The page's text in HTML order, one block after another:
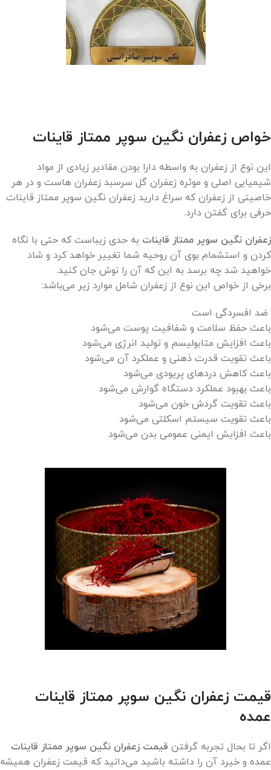
خواص زعفران نگین سوپر ممتاز قاینات
این نوع از زعفران به واسطه دارا بودن مقادیر زیادی از مواد
شیمیایی اصلی و موثره زعفران گل سرسبد زعفران‌ هاست و در هر
خاصیتی از زعفران که سراغ دارید زعفران نگین سوپر ممتاز قاینات
حرفی برای گفتن دارد.
زعفران نگین سوپر ممتاز قاینات به حدی زیباست که حتی با نگاه
کردن و استشمام بوی آن روحیه شما تغییر خواهد کرد و شاد
خواهید شد چه برسد به این که آن را نوش جان کنید.
برخی از خواص این نوع از زعفران شامل موارد زیر می‌باشد:
ضد افسردگی است
باعث حفظ سلامت و شفافیت پوست می‌شود
باعث افزایش متابولیسم و تولید انرژی می‌شود
باعث تقویت قدرت ذهنی و عملکرد آن می‌شود
باعث کاهش دردهای پریودی می‌شود
باعث بهبود عملکرد دستگاه گوارش می‌شود
باعث تقویت گردش خون می‌شود
باعث تقویت سیستم اسکلتی می‌شود
باعث افزایش ایمنی عمومی بدن می‌شود
قیمت زعفران نگین سوپر ممتاز قاینات
عمده
اگر تا بحال تجربه گرفتن قیمت زعفران نگین سوپر ممتاز قاینات
عمده و خیرد آن را داشته باشید می‌دانید که قیمت زعفران همیشه